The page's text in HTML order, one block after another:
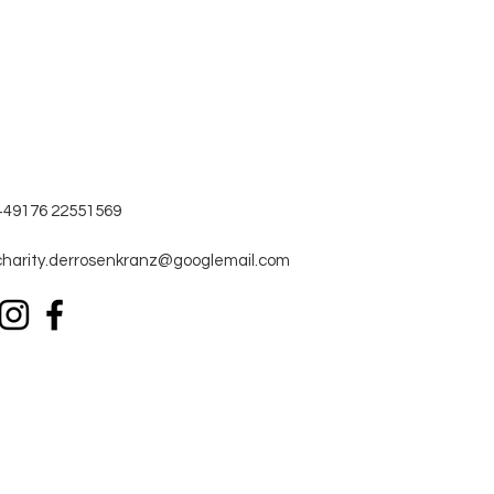
22551569